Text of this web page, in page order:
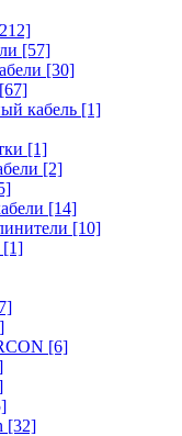
[57]
[30]
[67]
кабель [1]
[1]
[2]
[14]
[10]
[1]
[6]
[32]